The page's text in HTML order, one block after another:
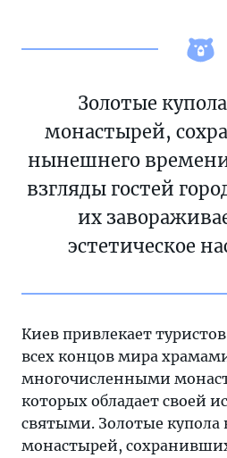
Золотые
монастырей,
нынешнего
взгляды гостей
их
эстетическое
Киев привлекает
всех концов мира
многочисленными
которых обладает своей
святыми. Золотые купола
монастырей,